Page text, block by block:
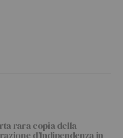
rara copia della
d’Indipendenza in